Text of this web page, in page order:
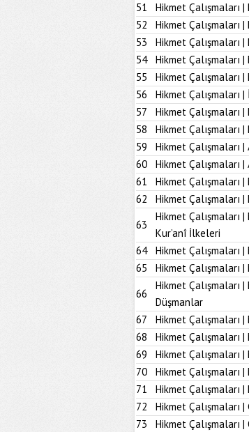
51
Hikmet Çalışmaları |
52
Hikmet Çalışmaları
53
Hikmet Çalışmaları
54
Hikmet Çalışmaları
55
Hikmet Çalışmaları
56
Hikmet Çalışmaları
57
Hikmet Çalışmaları
58
Hikmet Çalışmaları
59
Hikmet Çalışmaları
60
Hikmet Çalışmaları
61
Hikmet Çalışmaları
62
Hikmet Çalışmaları
63
Hikmet Çalışmaları
Kur’anî İlkeleri
64
Hikmet Çalışmaları
65
Hikmet Çalışmaları
66
Hikmet Çalışmaları
Düşmanlar
67
Hikmet Çalışmaları
68
Hikmet Çalışmaları
69
Hikmet Çalışmaları
70
Hikmet Çalışmaları
71
Hikmet Çalışmaları |
72
Hikmet Çalışmaları
73
Hikmet Çalışmaları